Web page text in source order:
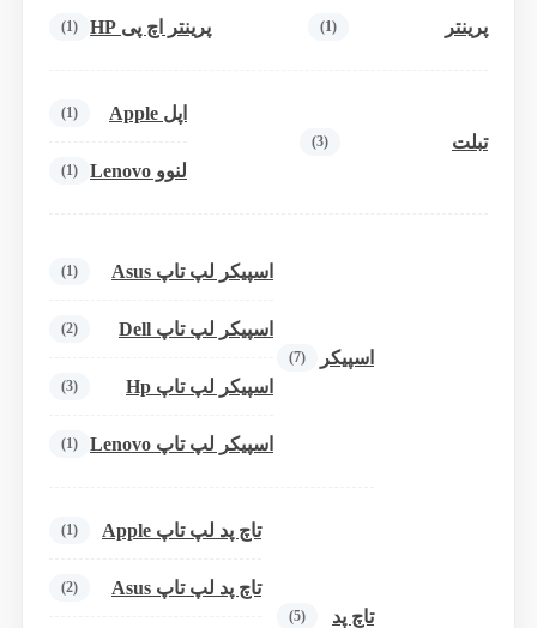
پرینتر (1) پرینتر اچ پی HP (1)
تبلت (3)
اپل Apple (1)
لنوو Lenovo (1)
اسپیکر (7)
اسپیکر لپ تاپ Asus (1)
اسپیکر لپ تاپ Dell (2)
اسپیکر لپ تاپ Hp (3)
اسپیکر لپ تاپ Lenovo (1)
تاچ پد (5)
تاچ پد لپ تاپ Apple (1)
تاچ پد لپ تاپ Asus (2)